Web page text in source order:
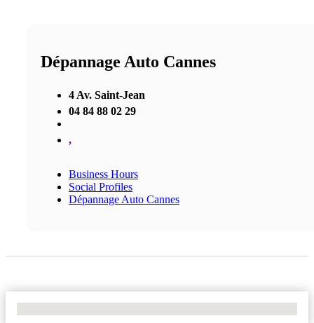
Dépannage Auto Cannes
4 Av. Saint-Jean
04 84 88 02 29
,
Business Hours
Social Profiles
Dépannage Auto Cannes